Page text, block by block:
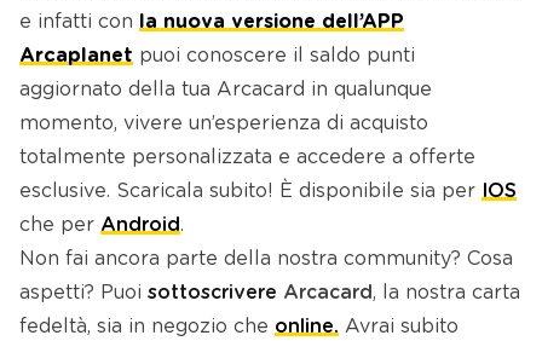
e infatti con
la nuova versione dell’APP
Arcaplanet puoi conoscere il saldo punti
aggiornato della tua Arcacard in qualunque
momento, vivere un’esperienza di acquisto
totalmente personalizzata e accedere a offerte
esclusive. Scaricala subito! È disponibile sia per
IOS
che per Android .
Non fai ancora parte della nostra community? Cosa
aspetti? Puoi sottoscrivere Arcacard , la nostra carta
fedeltà, sia in negozio che online. Avrai subito